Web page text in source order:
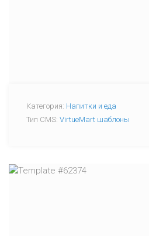
Категория: Напитки и еда
Тип CMS: VirtueMart шаблоны